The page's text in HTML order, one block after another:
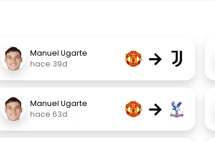
Manuel Ugarte
hace 39d
→
Manuel Ugarte
hace 63d
→